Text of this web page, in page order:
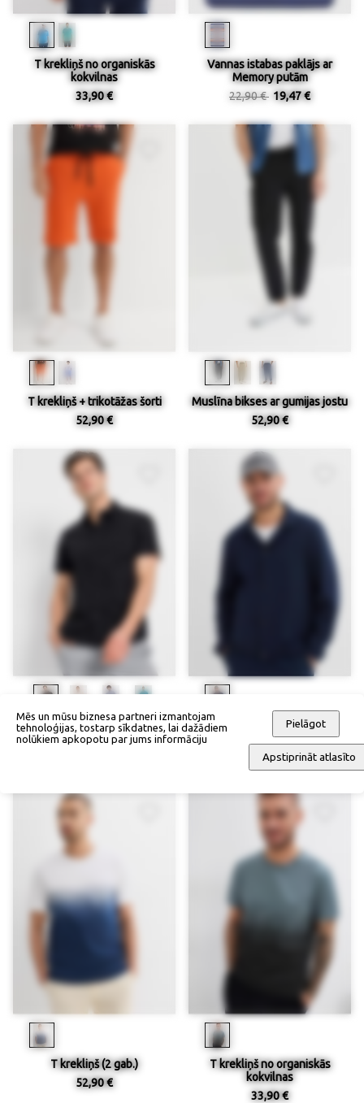
T krekliņš no organiskās
kokvilnas
33,90 €
Vannas istabas paklājs ar
Memory putām
22,90 € 19,47 €
T krekliņš + trikotāžas šorti
52,90 €
Muslīna bikses ar gumijas jostu
52,90 €
Elastīgs krekls ar īsām
piedurknēm
Bluzons
75,90 €
T krekliņš (2 gab.)
52,90 €
T krekliņš no organiskās
kokvilnas
33,90 €
Mēs un mūsu biznesa partneri izmantojam
tehnoloģijas, tostarp sīkdatnes, lai dažādiem
nolūkiem apkopotu par jums informāciju
Pielāgot
Apstiprināt atlasīto